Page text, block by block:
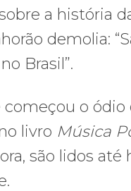
a história
demolia:
Brasil”.
começou o
livro Música
são lidos